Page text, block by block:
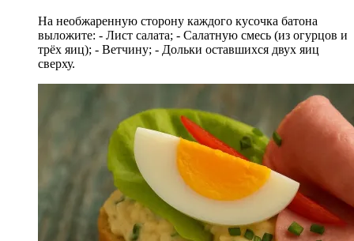
На необжаренную сторону каждого кусочка батона
выложите: - Лист салата; - Салатную смесь (из огурцов и
трёх яиц); - Ветчину; - Дольки оставшихся двух яиц
сверху.